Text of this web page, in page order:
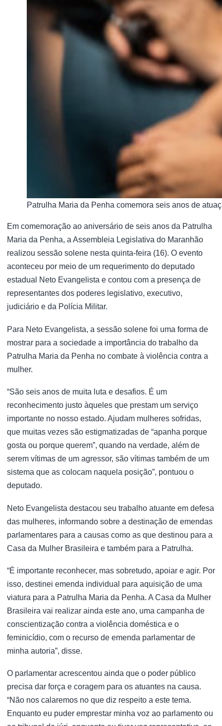
Patrulha Maria da Penha comemora seis anos de
Em comemoração ao aniversário de seis anos da Patrulha
Maria da Penha, a Assembleia Legislativa do Maranhão
realizou sessão solene nesta quinta-feira (16). O evento
aconteceu por meio de um requerimento do deputado
estadual Neto Evangelista e contou com a presença de
representantes dos poderes legislativo, executivo,
judiciário e da Polícia Militar.
Para Neto Evangelista, a sessão solene foi uma forma de
mostrar para a sociedade a importância do trabalho da
Patrulha Maria da Penha no combate à violência contra a
mulher.
“São seis anos de muita luta e desafios. É um
reconhecimento justo àqueles que prestam um serviço
importante no nosso estado. Ajudam mulheres sofridas,
que muitas vezes são estigmatizadas de “apanha porque
gosta ou porque querem”, quando na verdade, além de
serem vítimas de um agressor, são vítimas também de um
sistema que as colocam naquela posição”, pontuou o
deputado.
Neto Evangelista destacou seu trabalho atuante em defesa
das mulheres, informando sobre a destinação de emendas
parlamentares para a causas como as que destinou para a
Casa da Mulher Brasileira e também para a Patrulha.
“É importante reconhecer, mas sobretudo, apoiar e agir. Por
isso, destinei emenda individual para aquisição de uma
viatura para a Patrulha Maria da Penha. A Casa da Mulher
Brasileira vai realizar ainda este ano, uma campanha de
conscientização contra a violência doméstica e o
feminicídio, com o recurso de emenda parlamentar de
minha autoria”, disse.
O parlamentar acrescentou ainda que o poder público
precisa dar força e coragem para os atuantes na causa.
“Não nos calaremos no que diz respeito a este tema.
Enquanto eu puder emprestar minha voz ao parlamento ou